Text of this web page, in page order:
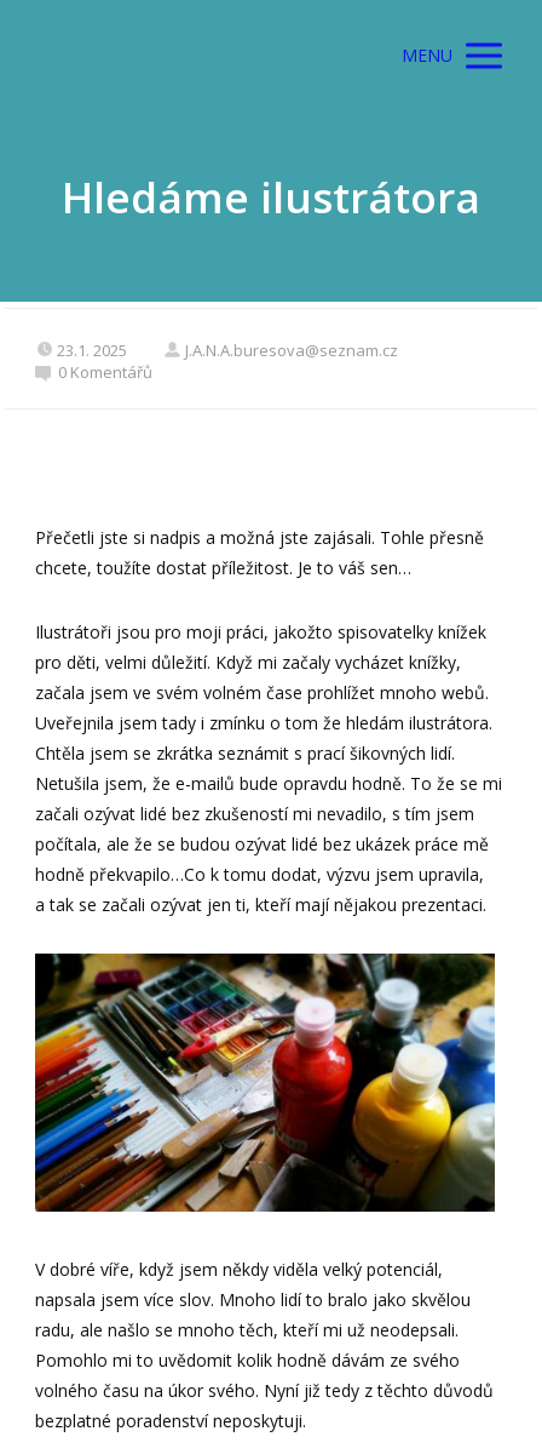
MENU
Hledáme ilustrátora
23.1. 2025
J.A.N.A.buresova@seznam.cz
0 Komentářů
Přečetli jste si nadpis a možná jste zajásali. Tohle přesně
chcete, toužíte dostat příležitost. Je to váš sen…
Ilustrátoři jsou pro moji práci, jakožto spisovatelky knížek
pro děti, velmi důležití. Když mi začaly vycházet knížky,
začala jsem ve svém volném čase prohlížet mnoho webů.
Uveřejnila jsem tady i zmínku o tom že hledám ilustrátora.
Chtěla jsem se zkrátka seznámit s prací šikovných lidí.
Netušila jsem, že e-mailů bude opravdu hodně. To že se mi
začali ozývat lidé bez zkušeností mi nevadilo, s tím jsem
počítala, ale že se budou ozývat lidé bez ukázek práce mě
hodně překvapilo…Co k tomu dodat, výzvu jsem upravila,
a tak se začali ozývat jen ti, kteří mají nějakou prezentaci.
V dobré víře, když jsem někdy viděla velký potenciál,
napsala jsem více slov. Mnoho lidí to bralo jako skvělou
radu, ale našlo se mnoho těch, kteří mi už neodepsali.
Pomohlo mi to uvědomit kolik hodně dávám ze svého
volného času na úkor svého. Nyní již tedy z těchto důvodů
bezplatné poradenství neposkytuji.